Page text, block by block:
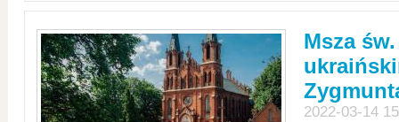
Msza
2022-03-14